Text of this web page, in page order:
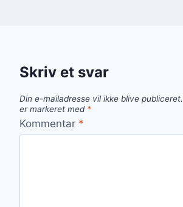
Skriv et svar
Din e-mailadresse vil ikke blive publiceret.
er markeret med *
Kommentar *